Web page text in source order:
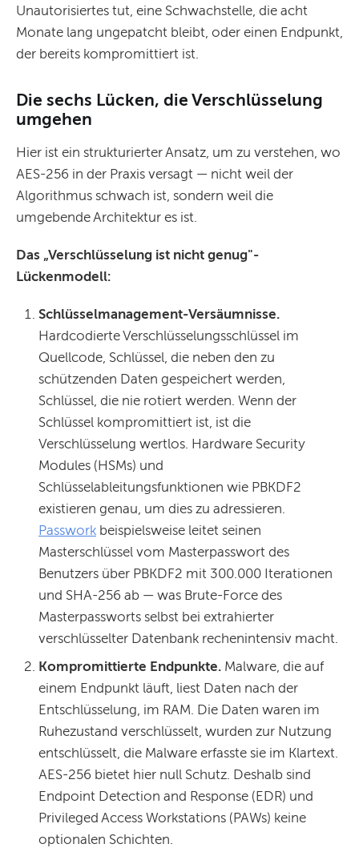
Unautorisiertes tut, eine Schwachstelle, die acht
Monate lang ungepatcht bleibt, oder einen Endpunkt,
der bereits kompromittiert ist.
Die sechs Lücken, die Verschlüsselung
umgehen
Hier ist ein strukturierter Ansatz, um zu verstehen, wo
AES-256 in der Praxis versagt — nicht weil der
Algorithmus schwach ist, sondern weil die
umgebende Architektur es ist.
Das „Verschlüsselung ist nicht genug"-
Lückenmodell:
Schlüsselmanagement-Versäumnisse.
Hardcodierte Verschlüsselungsschlüssel im
Quellcode, Schlüssel, die neben den zu
schützenden Daten gespeichert werden,
Schlüssel, die nie rotiert werden. Wenn der
Schlüssel kompromittiert ist, ist die
Verschlüsselung wertlos. Hardware Security
Modules (HSMs) und
Schlüsselableitungsfunktionen wie PBKDF2
existieren genau, um dies zu adressieren.
Passwork beispielsweise leitet seinen
Masterschlüssel vom Masterpasswort des
Benutzers über PBKDF2 mit 300.000 Iterationen
und SHA-256 ab — was Brute-Force des
Masterpassworts selbst bei extrahierter
verschlüsselter Datenbank rechenintensiv macht.
Kompromittierte Endpunkte. Malware, die auf
einem Endpunkt läuft, liest Daten nach der
Entschlüsselung, im RAM. Die Daten waren im
Ruhezustand verschlüsselt, wurden zur Nutzung
entschlüsselt, die Malware erfasste sie im Klartext.
AES-256 bietet hier null Schutz. Deshalb sind
Endpoint Detection and Response (EDR) und
Privileged Access Workstations (PAWs) keine
optionalen Schichten.